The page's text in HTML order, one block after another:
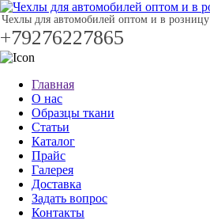
Чехлы для автомобилей оптом и в розницу
+79276227865
Главная
О нас
Образцы ткани
Статьи
Каталог
Прайс
Галерея
Доставка
Задать вопрос
Контакты